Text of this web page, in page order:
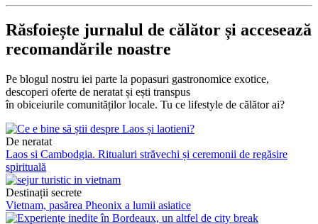
Răsfoiește jurnalul de călător și accesează
recomandările noastre
Pe blogul nostru iei parte la popasuri gastronomice exotice,
descoperi oferte de neratat și ești transpus
în obiceiurile comunităților locale. Tu ce lifestyle de călător ai?
De neratat
Laos si Cambodgia. Ritualuri străvechi și ceremonii de regăsire
spirituală
Destinații secrete
Vietnam, pasărea Pheonix a lumii asiatice